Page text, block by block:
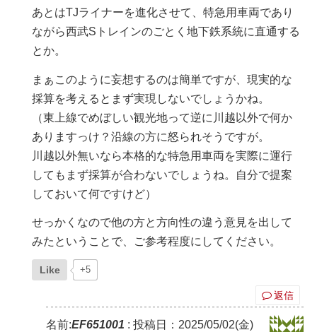
あとはTJライナーを進化させて、特急用車両であり
ながら西武Sトレインのごとく地下鉄系統に直通する
とか。
まぁこのように妄想するのは簡単ですが、現実的な
採算を考えるとまず実現しないでしょうかね。
（東上線でめぼしい観光地って逆に川越以外で何か
ありますっけ？沿線の方に怒られそうですが。
川越以外無いなら本格的な特急用車両を実際に運行
してもまず採算が合わないでしょうね。自分で提案
しておいて何ですけど）
せっかくなので他の方と方向性の違う意見を出して
みたということで、ご参考程度にしてください。
Like +5
返信
名前:EF651001 : 投稿日：2025/05/02(金)